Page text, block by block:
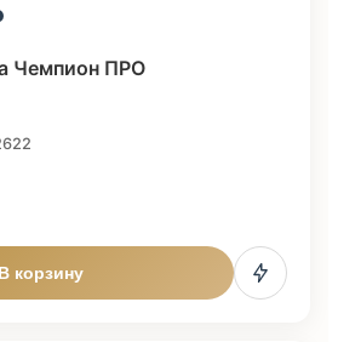
Чемпион ПРО
В корзину